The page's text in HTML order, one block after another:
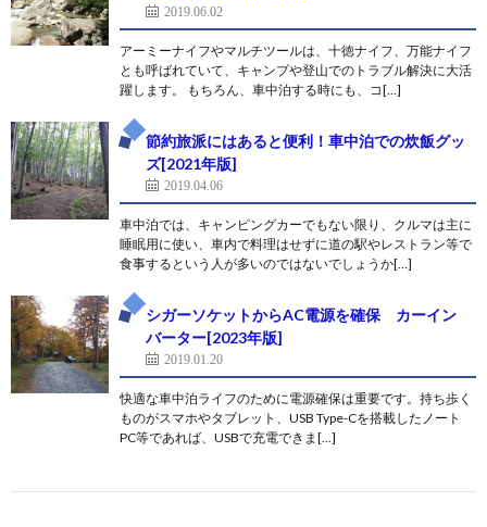
2019.06.02
アーミーナイフやマルチツールは、十徳ナイフ、万能ナイフ
とも呼ばれていて、キャンプや登山でのトラブル解決に大活
躍します。 もちろん、車中泊する時にも、コ[…]
節約旅派にはあると便利！車中泊での炊飯グッ
ズ[2021年版]
2019.04.06
車中泊では、キャンピングカーでもない限り、クルマは主に
睡眠用に使い、車内で料理はせずに道の駅やレストラン等で
食事するという人が多いのではないでしょうか[…]
シガーソケットからAC電源を確保 カーイン
バーター[2023年版]
2019.01.20
快適な車中泊ライフのために電源確保は重要です。持ち歩く
ものがスマホやタブレット、USB Type-Cを搭載したノート
PC等であれば、USBで充電できま[…]